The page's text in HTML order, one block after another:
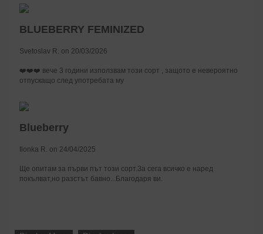
BLUEBERRY FEMINIZED
Svetoslav R. on 20/03/2026
❤️❤️❤️ вече 3 години използвам този сорт , защото е невероятно
отпускащо след употребата му
Blueberry
Ilonka R. on 24/04/2025
Ще опитам за първи път този сорт.За сега всичко е наред
покълват,но разстът бавно...Благодаря ви.